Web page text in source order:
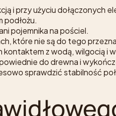
i przy użyciu dołączonych
podłożu.
pojemnika na pościel.
które nie są do tego
z wodą, wilgocią i
do drewna i
sprawdzić stabilność